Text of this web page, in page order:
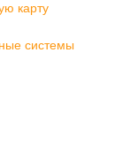
карту
системы